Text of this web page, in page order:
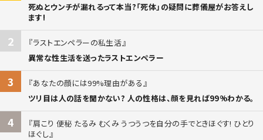
死ぬとウンチが漏れるって本当?「死体」の疑問に葬儀屋がお答えし
ます!
2
ラストエンペラーの私生活
異常な性生活を送ったラストエンペラー
3
あなたの顔には99%理由がある
ツリ目は人の話を聞かない? 人の性格は、顔を見れば99%わかる。
4
肩こり 便秘 たるみ むくみ うつうつを自分の手でときほぐす! ひとり
ほぐし